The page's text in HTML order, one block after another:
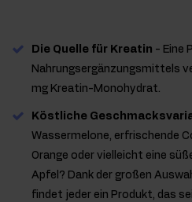
Die Quelle für Kreatin - Eine
Nahrungsergänzungsmittels
mg Kreatin-Monohydrat.
Köstliche
Wassermelone, erfrischende
Orange oder vielleicht eine
Apfel? Dank der großen
findet jeder ein Produkt, das